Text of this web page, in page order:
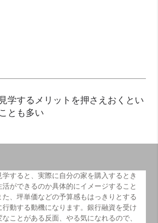
学するメリットを押さえおくとい
とも多い
すると、実際に自分の家を購入するとき
活ができるのか具体的にイメージすること
た、坪単価などの予算感もはっきりとする
行動する動機になります。銀行融資を受け
ことがある反面、やる気になれるので、